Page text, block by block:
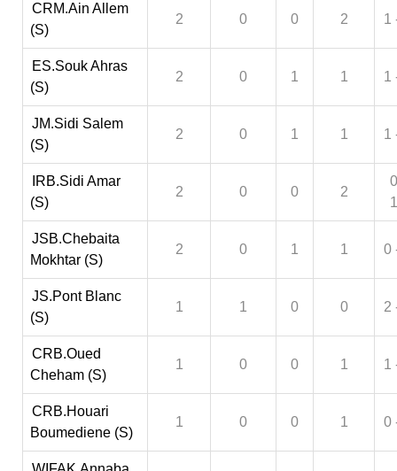
CRM.Ain Allem
(S)
2 0 0 2 1
ES.Souk Ahras
(S)
2 0 1 1 1
JM.Sidi Salem
(S)
2 0 1 1 1
IRB.Sidi Amar
(S)
2 0 0 2
JSB.Chebaita
Mokhtar (S)
2 0 1 1 0
JS.Pont Blanc
(S)
1 1 0 0 2
CRB.Oued
Cheham (S)
1 0 0 1 1
CRB.Houari
Boumediene (S)
1 0 0 1 0